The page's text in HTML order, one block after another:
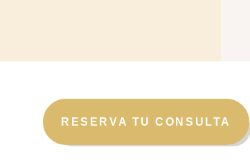
RESERVA TU CONSULTA